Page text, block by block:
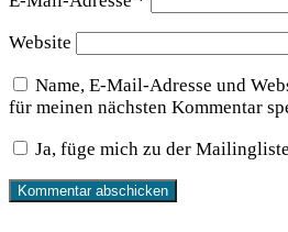
Website
Name, E-Mail-Adresse und
für meinen nächsten Kommentar
Ja, füge mich zu der